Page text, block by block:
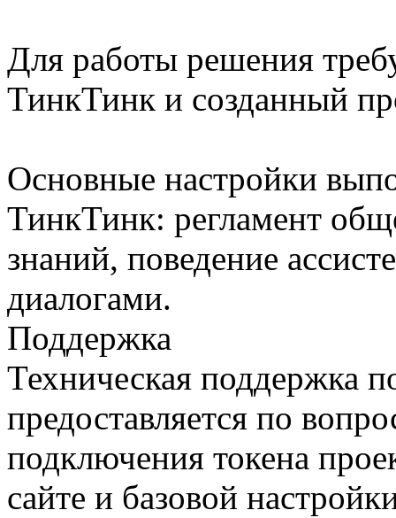
Для работы решения
ТинкТинк и созданный
Основные настройки
ТинкТинк: регламент
знаний, поведение
диалогами.
Поддержка
Техническая поддержка
предоставляется по
подключения токена
сайте и базовой